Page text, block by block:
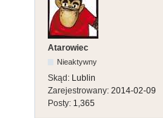
Atarowiec
Nieaktywny
Skąd: Lublin
Zarejestrowany: 2014-02-09
Posty: 1,365